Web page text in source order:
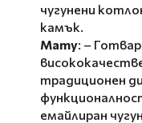
чугунени
камък.
Mamy: –
традиционен
емайлиран